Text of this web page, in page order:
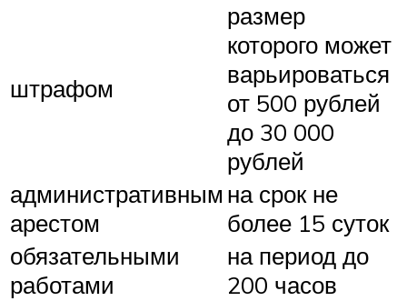
штрафом
размер
которого может
варьироваться
от 500 рублей
до 30 000
рублей
административным
арестом
на срок не
более 15 суток
обязательными
работами
на период до
200 часов